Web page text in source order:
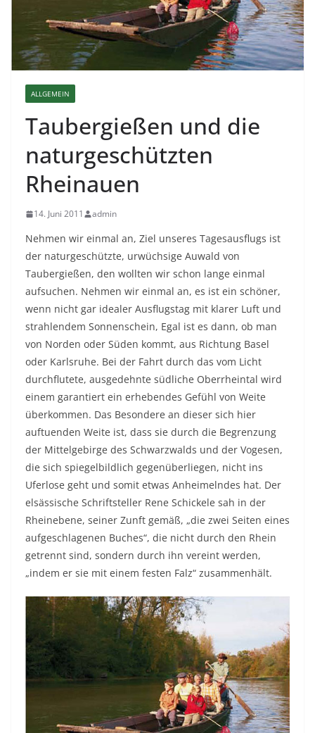
ALLGEMEIN
Taubergießen und die
naturgeschützten
Rheinauen
14. Juni 2011 admin
Nehmen wir einmal an, Ziel unseres Tagesausflugs ist
der naturgeschützte, urwüchsige Auwald von
Taubergießen, den wollten wir schon lange einmal
aufsuchen. Nehmen wir einmal an, es ist ein schöner,
wenn nicht gar idealer Ausflugstag mit klarer Luft und
strahlendem Sonnenschein, Egal ist es dann, ob man
von Norden oder Süden kommt, aus Richtung Basel
oder Karlsruhe. Bei der Fahrt durch das vom Licht
durchflutete, ausgedehnte südliche Oberrheintal wird
einem garantiert ein erhebendes Gefühl von Weite
überkommen. Das Besondere an dieser sich hier
auftuenden Weite ist, dass sie durch die Begrenzung
der Mittelgebirge des Schwarzwalds und der Vogesen,
die sich spiegelbildlich gegenüberliegen, nicht ins
Uferlose geht und somit etwas Anheimelndes hat. Der
elsässische Schriftsteller Rene Schickele sah in der
Rheinebene, seiner Zunft gemäß, „die zwei Seiten eines
aufgeschlagenen Buches“, die nicht durch den Rhein
getrennt sind, sondern durch ihn vereint werden,
„indem er sie mit einem festen Falz“ zusammenhält.